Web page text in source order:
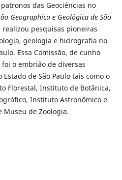
das Geociências no
Geographica e Geológica de São
pesquisas pioneiras
geologia e hidrografia no
Essa Comissão, de cunho
o embrião de diversas
de São Paulo tais como o
Florestal, Instituto de Botânica,
Instituto Astronômico e
Museu de Zoologia.